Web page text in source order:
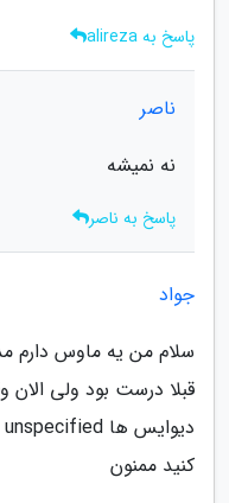
پاسخ به alireza
ناصر
نه نمیشه
پاسخ به ناصر
جواد
کنید ممنون